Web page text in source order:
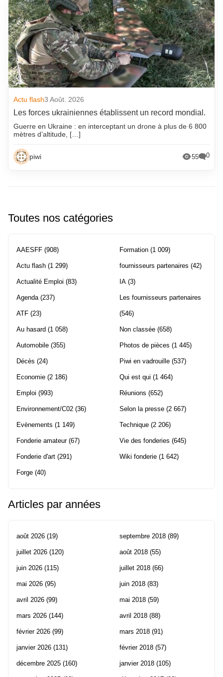
Actu flash3 Août. 2026
Les forces ukrainiennes établissent un record mondial.
Guerre en Ukraine : en interceptant un drone à plus de 6 800
mètres d’altitude, […]
piwi 55 0
Toutes nos catégories
AAESFF (908)
Actu flash (1 299)
Actualité Emploi (83)
Agenda (237)
ATF (23)
Au hasard (1 058)
Automobile (355)
Décès (24)
Economie (2 186)
Emploi (993)
Environnement/C02 (36)
Evènements (1 149)
Fonderie amateur(67)
Fonderie d'art (291)
Forge (40)
Formation (1 009)
fournisseurs partenaires (42)
IA (3)
Les fournisseurs partenaires
(546)
Non classée (658)
Photos de pièces (1 445)
Piwi en vadrouille (537)
Qui est qui (1 464)
Réunions (652)
Selon la presse (2 667)
Technique (2 206)
Vie des fonderies (645)
Wiki fonderie (1 642)
Articles par années
août 2026 (19)
juillet 2026 (120)
juin 2026 (115)
mai 2026 (95)
avril 2026 (99)
mars 2026 (144)
février 2026 (99)
janvier 2026 (131)
décembre 2025 (160)
septembre 2018 (89)
août 2018 (55)
juillet 2018 (66)
juin 2018 (83)
mai 2018 (59)
avril 2018 (88)
mars 2018 (91)
février 2018 (57)
janvier 2018 (105)